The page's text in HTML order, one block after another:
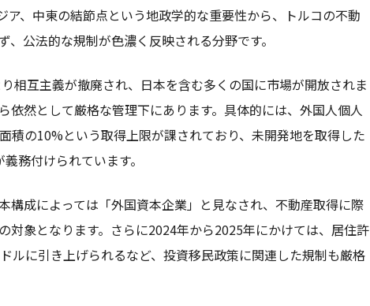
、中東の結節点という地政学的な重要性から、トルコの不動
公法的な規制が色濃く反映される分野です。
相互主義が撤廃され、日本を含む多くの国に市場が開放されま
依然として厳格な管理下にあります。具体的には、外国人個人
積の10%という取得上限が課されており、未開発地を取得した
務付けられています。
構成によっては「外国資本企業」と見なされ、不動産取得に際
対象となります。さらに2024年から2025年にかけては、居住許
ルに引き上げられるなど、投資移民政策に関連した規制も厳格